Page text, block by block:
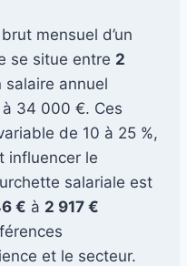
mensuel d’un
se situe entre 2
salaire annuel
34 000 €. Ces
de 10 à 25 %,
influencer le
salariale est
€ à 2 917 €
et le secteur.